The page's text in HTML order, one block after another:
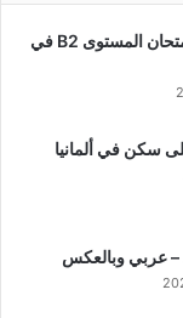
أهم الأسئلة المتكررة في امتحان المستوى B2 في
سكن في ألمانيا
– عربي وبالعكس